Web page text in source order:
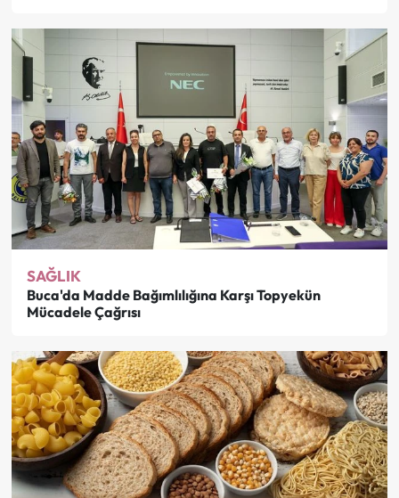
SAĞLIK
Buca'da Madde Bağımlılığına Karşı Topyekün
Mücadele Çağrısı